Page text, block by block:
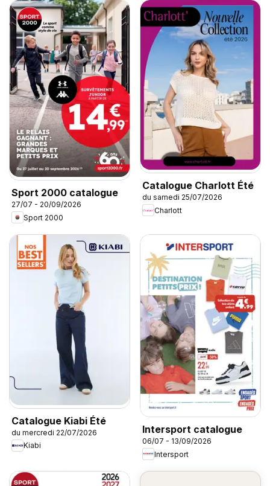
Sport 2000 catalogue
27/07 - 20/09/2026
Sport 2000
Catalogue Charlott Été
du samedi 25/07/2026
Charlott
Catalogue Kiabi Été
du mercredi 22/07/2026
Kiabi
Intersport catalogue
06/07 - 13/09/2026
Intersport